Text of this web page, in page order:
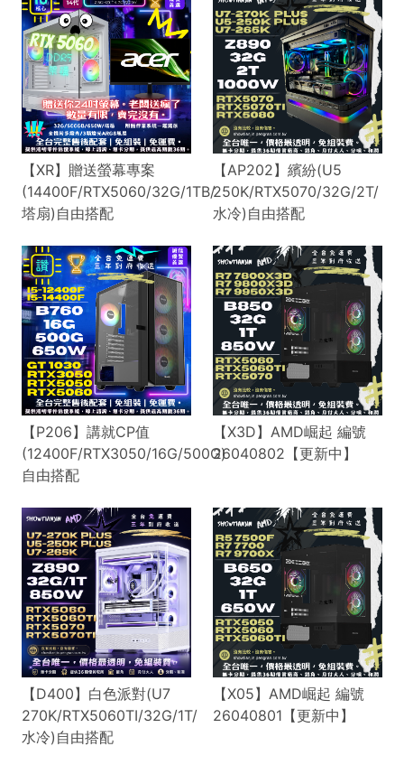
【XR】贈送螢幕專案
(14400F/RTX5060/32G/1TB/
塔扇)自由搭配
【AP202】繽紛(U5
250K/RTX5070/32G/2T/
水冷)自由搭配
【P206】講就CP值
(12400F/RTX3050/16G/500G)
自由搭配
【X3D】AMD崛起 編號
26040802【更新中】
【D400】白色派對(U7
270K/RTX5060TI/32G/1T/
水冷)自由搭配
【X05】AMD崛起 編號
26040801【更新中】